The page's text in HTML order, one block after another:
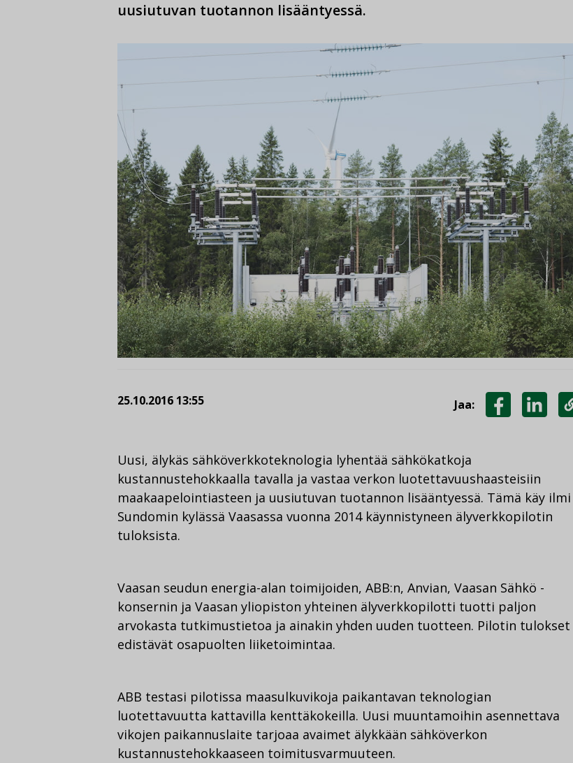
uusiutuvan tuotannon lisääntyessä.
25.10.2016 13:55 Jaa:
Uusi, älykäs sähköverkkoteknologia lyhentää sähkökatkoja
kustannustehokkaalla tavalla ja vastaa verkon luotettavuushaasteisiin
maakaapelointiasteen ja uusiutuvan tuotannon lisääntyessä. Tämä käy ilmi
Sundomin kylässä Vaasassa vuonna 2014 käynnistyneen älyverkkopilotin
tuloksista.
Vaasan seudun energia-alan toimijoiden, ABB:n, Anvian, Vaasan Sähkö -
konsernin ja Vaasan yliopiston yhteinen älyverkkopilotti tuotti paljon
arvokasta tutkimustietoa ja ainakin yhden uuden tuotteen. Pilotin tulokset
edistävät osapuolten liiketoimintaa.
ABB testasi pilotissa maasulkuvikoja paikantavan teknologian
luotettavuutta kattavilla kenttäkokeilla. Uusi muuntamoihin asennettava
vikojen paikannuslaite tarjoaa avaimet älykkään sähköverkon
kustannustehokkaaseen toimitusvarmuuteen.